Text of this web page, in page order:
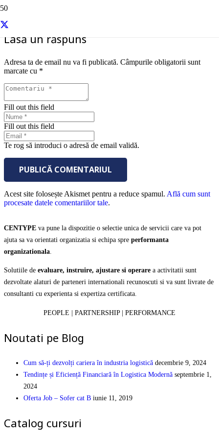
Lasă un răspuns
Adresa ta de email nu va fi publicată. Câmpurile obligatorii sunt
marcate cu *
Fill out this field
Fill out this field
Te rog să introduci o adresă de email validă.
PUBLICĂ COMENTARIUL
Acest site folosește Akismet pentru a reduce spamul. Află cum sunt
procesate datele comentariilor tale.
CENTYPE va pune la dispozitie o selectie unica de servicii care va pot
ajuta sa va orientati organizatia si echipa spre performanta
organizationala
Solutiile de evaluare, instruire, ajustare si operare a activitatii sunt
dezvoltate alaturi de parteneri internationali recunoscuti si va sunt livrate de
consultanti cu experienta si expertiza certificata.
PEOPLE | PARTNERSHIP | PERFORMANCE
Noutati pe Blog
Cum să-ți dezvolți cariera în industria logistică decembrie 9, 2024
Tendințe și Eficiență Financiară în Logistica Modernă septembrie 1,
2024
Oferta Job – Sofer cat B iunie 11, 2019
Catalog cursuri